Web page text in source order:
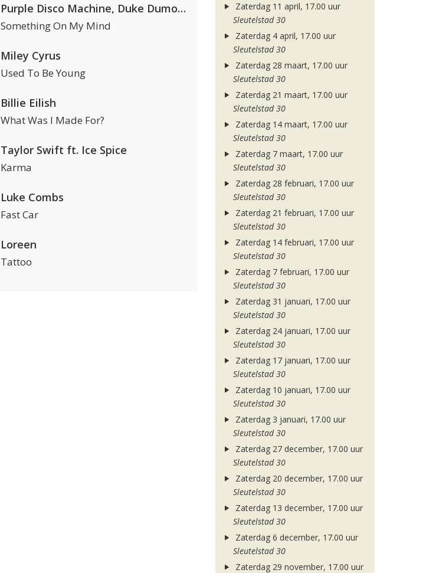
Purple Disco Machine, Duke Dumont & Nothing But Thieves
Something On My Mind
Miley Cyrus
Used To Be Young
Billie Eilish
What Was I Made For?
Taylor Swift ft. Ice Spice
Karma
Luke Combs
Fast Car
Loreen
Tattoo
Zaterdag 11 april, 17.00 uur
Sleutelstad 30
Zaterdag 4 april, 17.00 uur
Sleutelstad 30
Zaterdag 28 maart, 17.00 uur
Sleutelstad 30
Zaterdag 21 maart, 17.00 uur
Sleutelstad 30
Zaterdag 14 maart, 17.00 uur
Sleutelstad 30
Zaterdag 7 maart, 17.00 uur
Sleutelstad 30
Zaterdag 28 februari, 17.00 uur
Sleutelstad 30
Zaterdag 21 februari, 17.00 uur
Sleutelstad 30
Zaterdag 14 februari, 17.00 uur
Sleutelstad 30
Zaterdag 7 februari, 17.00 uur
Sleutelstad 30
Zaterdag 31 januari, 17.00 uur
Sleutelstad 30
Zaterdag 24 januari, 17.00 uur
Sleutelstad 30
Zaterdag 17 januari, 17.00 uur
Sleutelstad 30
Zaterdag 10 januari, 17.00 uur
Sleutelstad 30
Zaterdag 3 januari, 17.00 uur
Sleutelstad 30
Zaterdag 27 december, 17.00 uur
Sleutelstad 30
Zaterdag 20 december, 17.00 uur
Sleutelstad 30
Zaterdag 13 december, 17.00 uur
Sleutelstad 30
Zaterdag 6 december, 17.00 uur
Sleutelstad 30
Zaterdag 29 november, 17.00 uur